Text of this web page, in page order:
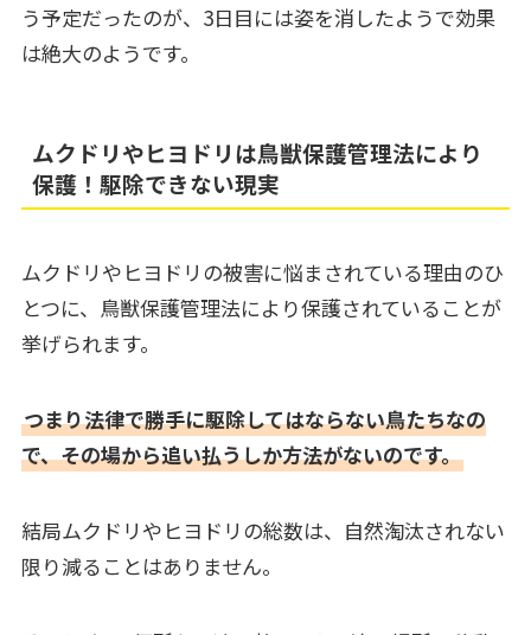
う予定だったのが、3日目には姿を消したようで効果
は絶大のようです。
ムクドリやヒヨドリは鳥獣保護管理法により
保護！駆除できない現実
ムクドリやヒヨドリの被害に悩まされている理由のひ
とつに、鳥獣保護管理法により保護されていることが
挙げられます。
つまり法律で勝手に駆除してはならない鳥たちなの
で、その場から追い払うしか方法がないのです。
結局ムクドリやヒヨドリの総数は、自然淘汰されない
限り減ることはありません。